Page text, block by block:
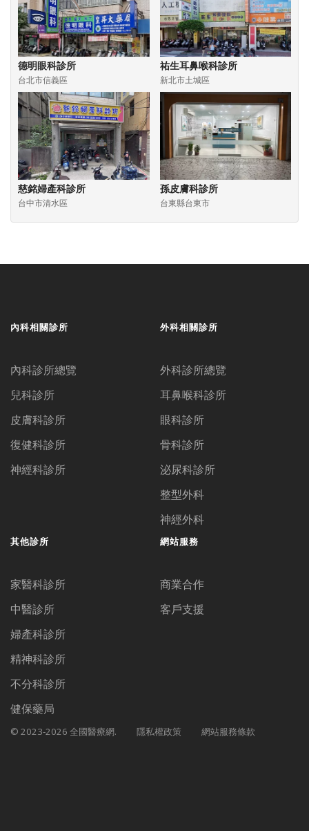
德明眼科診所
台北市信義區
祐生耳鼻喉科診所
新北市土城區
慈銘婦產科診所
台中市清水區
孫皮膚科診所
台東縣台東市
內科相關診所
內科診所總覽
兒科診所
皮膚科診所
復健科診所
神經科診所
外科相關診所
外科診所總覽
耳鼻喉科診所
眼科診所
骨科診所
泌尿科診所
整型外科
神經外科
其他診所
家醫科診所
中醫診所
婦產科診所
精神科診所
不分科診所
健保藥局
網站服務
商業合作
客戶支援
© 2023-2026 全國醫療網. 隱私權政策 網站服務條款